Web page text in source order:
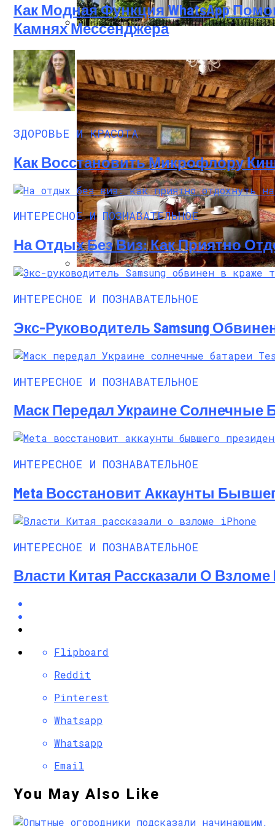
Как Модная Функция WhatsApp
Камнях Мессенджера
ЗДОРОВЬЕ И КРАСОТА
Как Восстановить Микрофлору
ИНТЕРЕСНОЕ И ПОЗНАВАТЕЛЬНОЕ
На Отдых Без Виз: Как Приятно
ИНТЕРЕСНОЕ И ПОЗНАВАТЕЛЬНОЕ
Экс-Руководитель Samsung
ИНТЕРЕСНОЕ И ПОЗНАВАТЕЛЬНОЕ
Маск Передал Украине Солнечные
ИНТЕРЕСНОЕ И ПОЗНАВАТЕЛЬНОЕ
Meta Восстановит Аккаунты
ИНТЕРЕСНОЕ И ПОЗНАВАТЕЛЬНОЕ
Власти Китая Рассказали О Взломе
Flipboard
Reddit
Pinterest
Whatsapp
Whatsapp
Email
You May Also Like